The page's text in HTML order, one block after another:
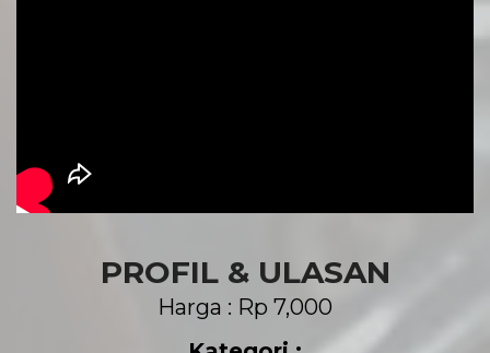
PROFIL & ULASAN
Harga : Rp 7,000